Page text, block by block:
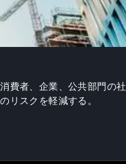
費者、企業、公共部門の
リスクを軽減する。